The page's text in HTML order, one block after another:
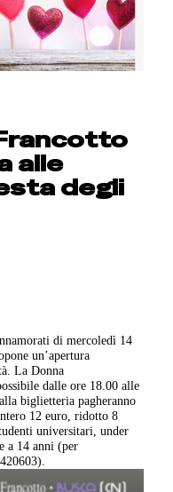
alle
degli
di mercoledì 14
un’apertura
La Donna
dalle ore 18.00 alle
biglietteria pagheranno
12 euro, ridotto 8
universitari, under
a 14 anni (per